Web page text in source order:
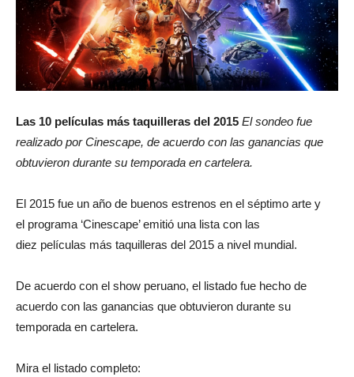
Las 10 películas más taquilleras del 2015 El sondeo fue
realizado por Cinescape, de acuerdo con las ganancias que
obtuvieron durante su temporada en cartelera.
El 2015 fue un año de buenos estrenos en el séptimo arte y
el programa ‘Cinescape’ emitió una lista con las
diez películas más taquilleras del 2015 a nivel mundial.
De acuerdo con el show peruano, el listado fue hecho de
acuerdo con las ganancias que obtuvieron durante su
temporada en cartelera.
Mira el listado completo: